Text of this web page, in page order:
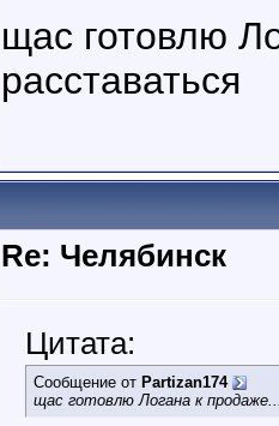
щас готовлю
расставаться
Re: Челябинск
Цитата:
Сообщение от Partizan174
щас готовлю Логана к